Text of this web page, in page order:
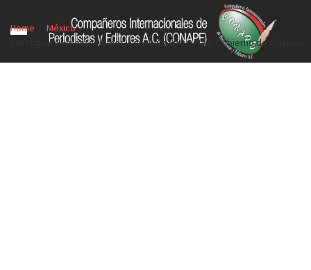
Home
México
Atestiguará Ernesto Nemer, Convenio Entre CDI y Gobierno de Chiapas